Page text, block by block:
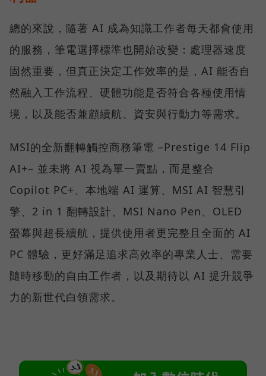
總的來說，隨著 AI 成為知識工作者每天都會使用
的服務，筆電選擇標準也開始改變：處理器速度
固然重要，但真正決定工作效率的是，AI 能否自
然融入工作流程、硬體功能是否符合各種使用情
境，以及能否兼顧續航、資安與行動力等需求。
MSI的全新翻轉觸控商務筆電 –Prestige 14 Flip
AI+– 並未將 AI 視為單一賣點，而是整合
Copilot PC+、本地端 AI 運算、MSI AI 智慧引
擎、2 in 1 翻轉設計、MSI Nano Pen、OLED
螢幕與超長續航，提供使用者更完整且全面的 AI
PC 體驗，更好滿足追求高效率的專業人士、需要
隨時移動的自由工作者，以及期待以 AI 提升競爭
力的新世代白領需求。